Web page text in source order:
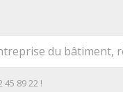
du bâtiment,
89 22 !